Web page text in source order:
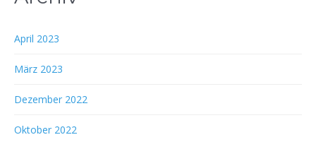
April 2023
März 2023
Dezember 2022
Oktober 2022